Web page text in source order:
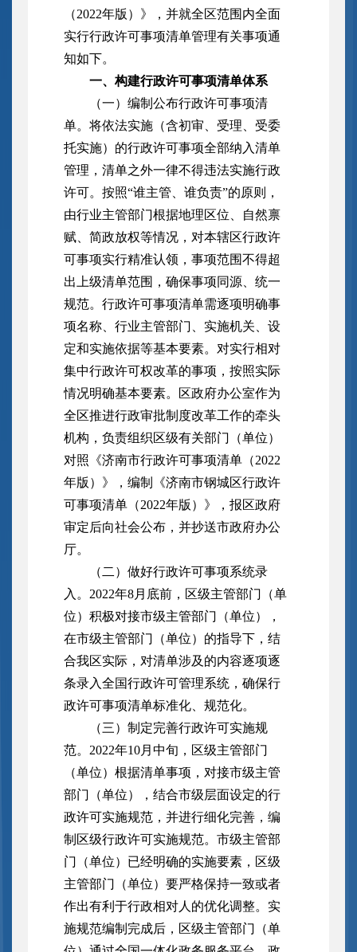
（2022年版）》，并就全区范围内全面
实行行政许可事项清单管理有关事项通
知如下。
一、构建行政许可事项清单体系
（一）编制公布行政许可事项清
单。将依法实施（含初审、受理、受委
托实施）的行政许可事项全部纳入清单
管理，清单之外一律不得违法实施行政
许可。按照“谁主管、谁负责”的原则，
由行业主管部门根据地理区位、自然禀
赋、简政放权等情况，对本辖区行政许
可事项实行精准认领，事项范围不得超
出上级清单范围，确保事项同源、统一
规范。行政许可事项清单需逐项明确事
项名称、行业主管部门、实施机关、设
定和实施依据等基本要素。对实行相对
集中行政许可权改革的事项，按照实际
情况明确基本要素。区政府办公室作为
全区推进行政审批制度改革工作的牵头
机构，负责组织区级有关部门（单位）
对照《济南市行政许可事项清单（2022
年版）》，编制《济南市钢城区行政许
可事项清单（2022年版）》，报区政府
审定后向社会公布，并抄送市政府办公
厅。
（二）做好行政许可事项系统录
入。2022年8月底前，区级主管部门（单
位）积极对接市级主管部门（单位），
在市级主管部门（单位）的指导下，结
合我区实际，对清单涉及的内容逐项逐
条录入全国行政许可管理系统，确保行
政许可事项清单标准化、规范化。
（三）制定完善行政许可实施规
范。2022年10月中旬，区级主管部门
（单位）根据清单事项，对接市级主管
部门（单位），结合市级层面设定的行
政许可实施规范，并进行细化完善，编
制区级行政许可实施规范。市级主管部
门（单位）已经明确的实施要素，区级
主管部门（单位）要严格保持一致或者
作出有利于行政相对人的优化调整。实
施规范编制完成后，区级主管部门（单